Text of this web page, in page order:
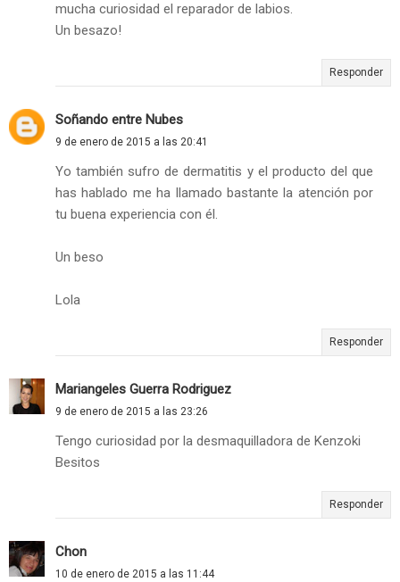
mucha curiosidad el reparador de labios.
Un besazo!
Responder
Soñando entre Nubes
9 de enero de 2015 a las 20:41
Yo también sufro de dermatitis y el producto del que
has hablado me ha llamado bastante la atención por
tu buena experiencia con él.
Un beso
Lola
Responder
Mariangeles Guerra Rodriguez
9 de enero de 2015 a las 23:26
Tengo curiosidad por la desmaquilladora de Kenzoki
Besitos
Responder
Chon
10 de enero de 2015 a las 11:44